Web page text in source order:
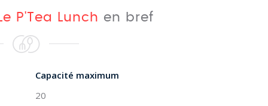
P'Tea Lunch en bref
Capacité maximum
20